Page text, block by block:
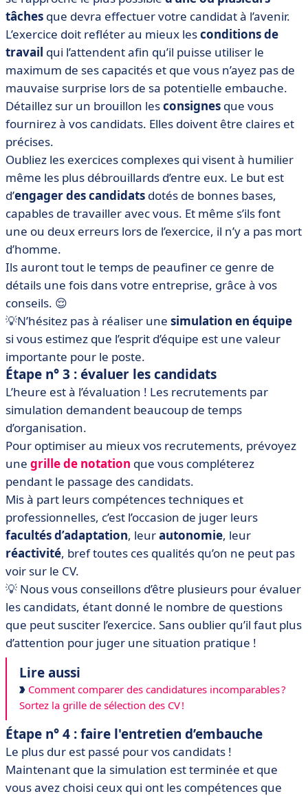
tâches que devra effectuer votre candidat à l’avenir.
L’exercice doit refléter au mieux lesconditions de
travail qui l’attendent afin qu’il puisse utiliser le
maximum de ses capacités et que vous n’ayez pas de
mauvaise surprise lors de sa potentielle embauche.
Détaillez sur un brouillon lesconsignes que vous
fournirez à vos candidats. Elles doivent être claires et
précises.
Oubliez les exercices complexes qui visent à humilier
même les plus débrouillards d’entre eux. Le but est
d’engager des candidats dotés de bonnes bases,
capables de travailler avec vous. Et même s’ils font
une ou deux erreurs lors de l’exercice, il n’y a pas mort
d’homme.
Ils auront tout le temps de peaufiner ce genre de
détails une fois dans votre entreprise, grâce à vos
conseils. 😌
💡N’hésitez pas à réaliser une simulation en équipe
si vous estimez que l’esprit d’équipe est une valeur
importante pour le poste.
Étape n° 3 : évaluer les candidats
L’heure est à l’évaluation ! Les recrutements par
simulation demandent beaucoup de temps
d’organisation.
Pour optimiser au mieux vos recrutements, prévoyez
une grille de notation que vous compléterez
pendant le passage des candidats.
Mis à part leurs compétences techniques et
professionnelles, c’est l’occasion de juger leurs
facultés d’adaptation, leurautonomie, leur
réactivité, bref toutes ces qualités qu’on ne peut pas
voir sur le CV.
💡 Nous vous conseillons d’être plusieurs pour évaluer
les candidats, étant donné le nombre de questions
que peut susciter l’exercice. Sans oublier qu’il faut plus
d’attention pour juger une situation pratique !
Lire aussi
Comment comparer des candidatures incomparables ?
Sortez la grille de sélection des CV !
Étape n° 4 : faire l'entretien d’embauche
Le plus dur est passé pour vos candidats !
Maintenant que la simulation est terminée et que
vous avez choisi ceux qui ont les compétences que